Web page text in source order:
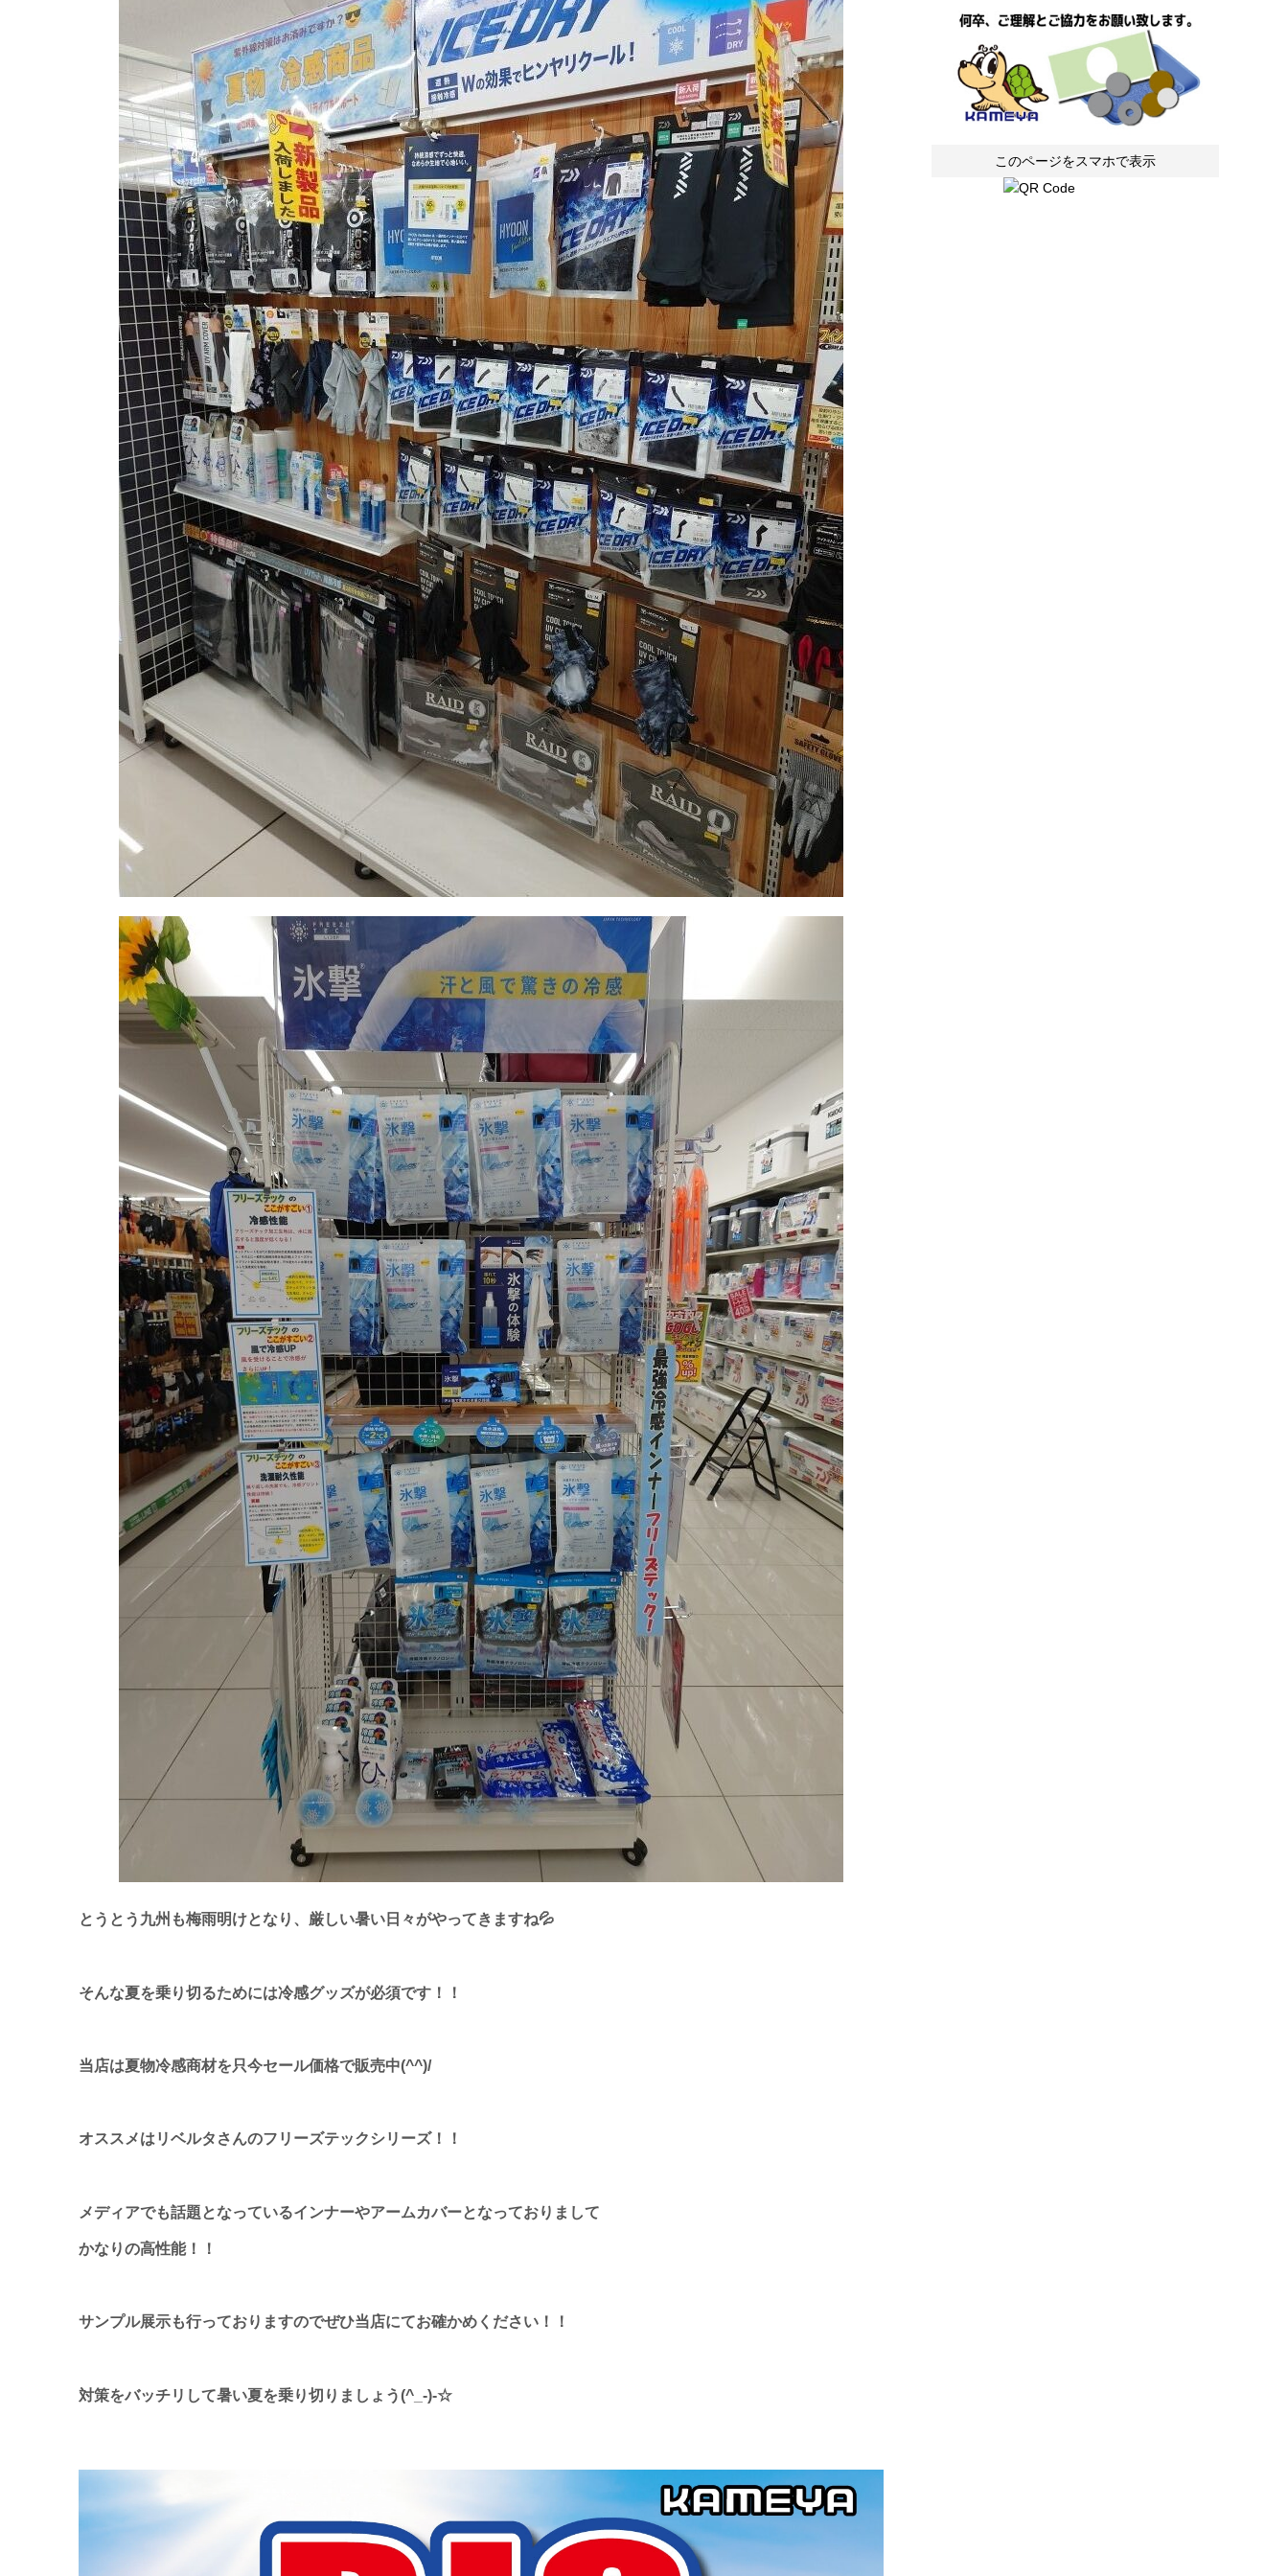
とうとう九州も梅雨明けとなり、厳しい暑い日々がやってきますね💦
そんな夏を乗り切るためには冷感グッズが必須です！！
当店は夏物冷感商材を只今セール価格で販売中(^^)/
オススメはリベルタさんのフリーズテックシリーズ！！
メディアでも話題となっているインナーやアームカバーとなっておりまして
かなりの高性能！！
サンプル展示も行っておりますのでぜひ当店にてお確かめください！！
対策をバッチリして暑い夏を乗り切りましょう(^_-)-☆
このページをスマホで表示